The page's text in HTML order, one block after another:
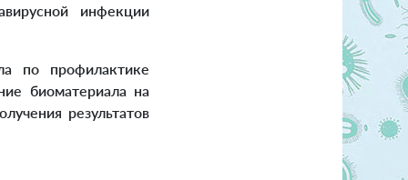
инфекции
по профилактике
биоматериала на
результатов